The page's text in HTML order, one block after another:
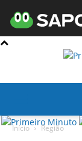
Início Região